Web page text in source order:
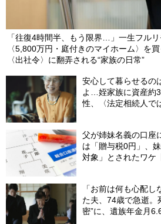
「往復4時間半、もう限界…」一生フル
〈5,800万円・庭付きのマイホーム〉を
〈出社令〉に翻弄される“家族の日常”
安心して暮らせるの
よ…姪家族に資産約
性、〈法定相続人で
父が姉妹名義の口
は「贈与税0円」、
対象」とされたワケ
「お前は何も心配
た夫、74歳で急逝。
密”に、遺族年金月